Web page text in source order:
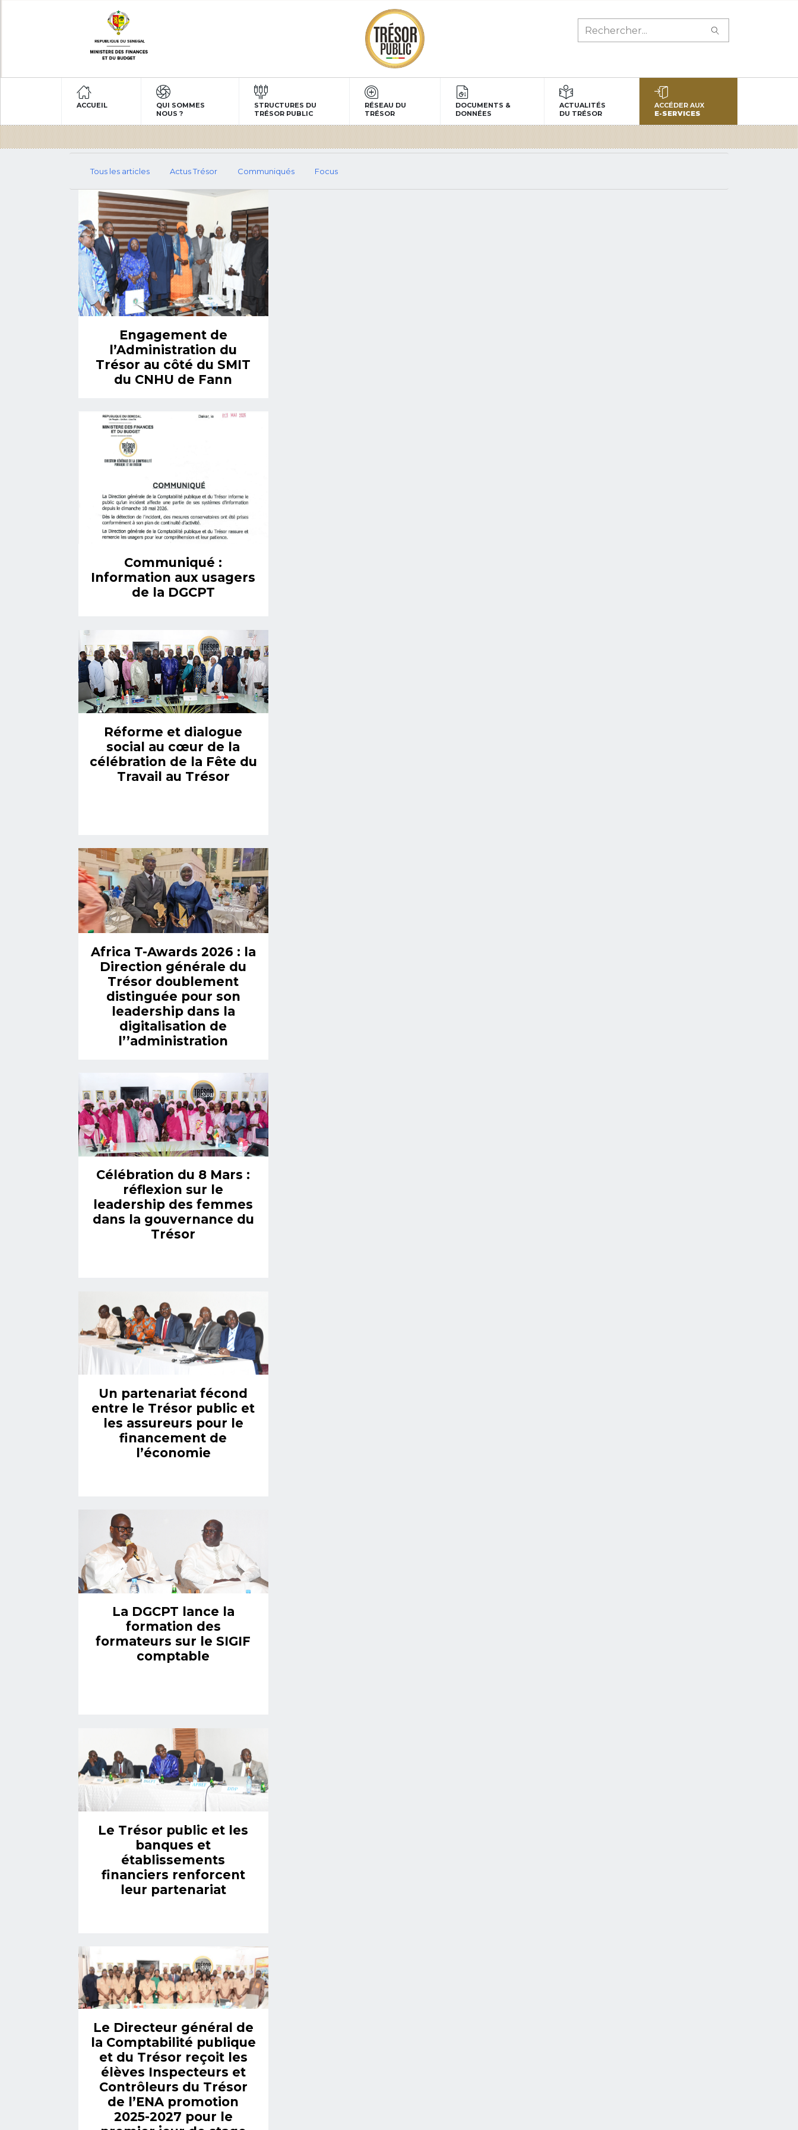
ACCUEIL
QUI SOMMES
NOUS ?
STRUCTURES DU
TRÉSOR PUBLIC
RÉSEAU DU
TRÉSOR
DOCUMENTS &
DONNÉES
ACTUALITÉS
DU TRÉSOR
ACCÉDER AUX
E-SERVICES
Tous les articles Actus Trésor Communiqués Focus
Engagement de
l’Administration du
Trésor au côté du SMIT
du CNHU de Fann
Communiqué :
Information aux usagers
de la DGCPT
Réforme et dialogue
social au cœur de la
célébration de la Fête du
Travail au Trésor
Africa T-Awards 2026 : la
Direction générale du
Trésor doublement
distinguée pour son
leadership dans la
digitalisation de
l’’administration
Célébration du 8 Mars :
réflexion sur le
leadership des femmes
dans la gouvernance du
Trésor
Un partenariat fécond
entre le Trésor public et
les assureurs pour le
financement de
l’économie
La DGCPT lance la
formation des
formateurs sur le SIGIF
comptable
Le Trésor public et les
banques et
établissements
financiers renforcent
leur partenariat
Le Directeur général de
la Comptabilité publique
et du Trésor reçoit les
élèves Inspecteurs et
Contrôleurs du Trésor
de l’ENA promotion
2025-2027 pour le